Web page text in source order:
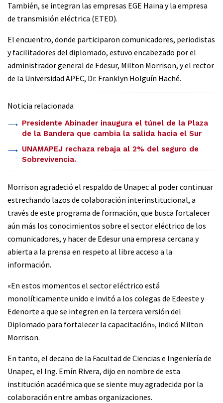
También, se integran las empresas EGE Haina y la empresa
de transmisión eléctrica (ETED).
El encuentro, donde participaron comunicadores, periodistas
y facilitadores del diplomado, estuvo encabezado por el
administrador general de Edesur, Milton Morrison, y el rector
de la Universidad APEC, Dr. Franklyn Holguín Haché.
Noticia relacionada
Presidente Abinader inaugura el túnel de la Plaza
de la Bandera que cambia la salida hacia el Sur
UNAMAPEJ rechaza rebaja al 2% del seguro de
Sobrevivencia.
Morrison agradeció el respaldo de Unapec al poder continuar
estrechando lazos de colaboración interinstitucional, a
través de este programa de formación, que busca fortalecer
aún más los conocimientos sobre el sector eléctrico de los
comunicadores, y hacer de Edesur una empresa cercana y
abierta a la prensa en respeto al libre acceso a la
información.
«En estos momentos el sector eléctrico está
monolíticamente unido e invitó a los colegas de Edeeste y
Edenorte a que se integren en la tercera versión del
Diplomado para fortalecer la capacitación», indicó Milton
Morrison.
En tanto, el decano de la Facultad de Ciencias e Ingeniería de
Unapec, el Ing. Emín Rivera, dijo en nombre de esta
institución académica que se siente muy agradecida por la
colaboración entre ambas organizaciones.